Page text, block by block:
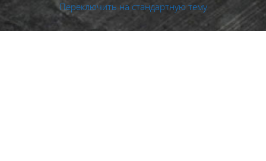
Переключить на стандартную тему